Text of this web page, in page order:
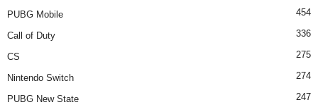
PUBG Mobile 454
Call of Duty 336
CS 275
Nintendo Switch 274
PUBG New State 247